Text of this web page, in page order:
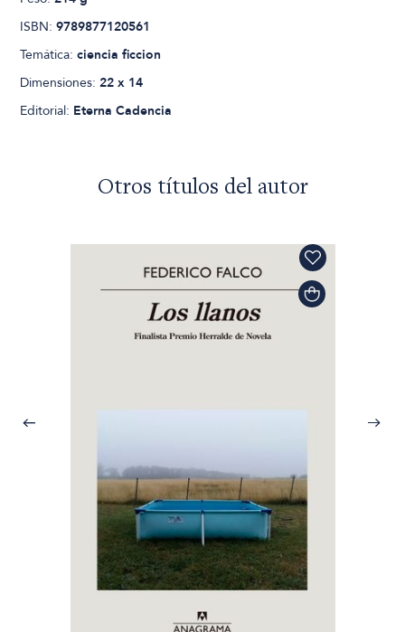
ISBN:9789877120561
Temática:ciencia ficcion
Dimensiones:22 x 14
Editorial: Eterna Cadencia
Otros títulos del autor